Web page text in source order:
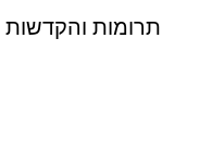
תרומות והקדשות